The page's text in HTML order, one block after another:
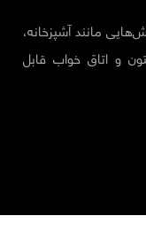
مانند آشپزخانه،
و اتاق خواب قابل